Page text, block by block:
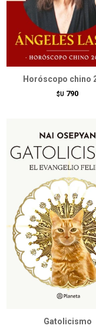
Horóscopo chino
$U 790
Gatolicismo